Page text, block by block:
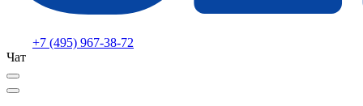
+7 (495) 967-38-72
Чат